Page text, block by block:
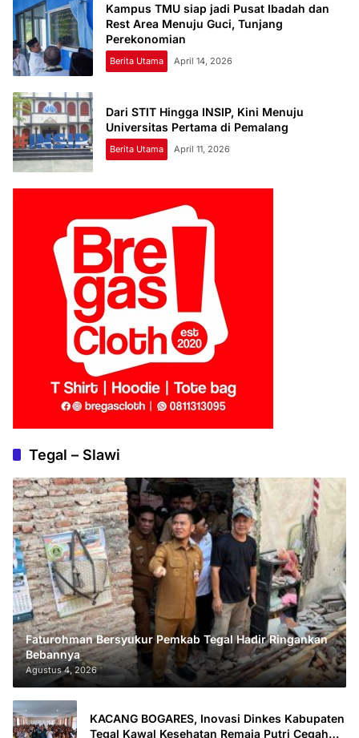
Kampus TMU siap jadi Pusat Ibadah dan
Rest Area Menuju Guci, Tunjang
Perekonomian
Berita Utama April 14, 2026
Dari STIT Hingga INSIP, Kini Menuju
Universitas Pertama di Pemalang
Berita Utama April 11, 2026
Tegal – Slawi
Faturohman Bersyukur Pemkab Tegal Hadir Ringankan
Bebannya
Agustus 4, 2026
KACANG BOGARES, Inovasi Dinkes Kabupaten
Tegal Kawal Kesehatan Remaja Putri Cegah